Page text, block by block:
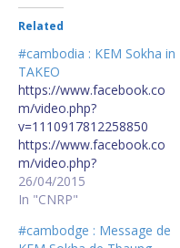
Related
#cambodia : KEM Sokha in
TAKEO
https://www.facebook.co
m/video.php?
v=1110917812258850
https://www.facebook.co
m/video.php?
v=1110991875584777
26/04/2015
In "CNRP"
#cambodge : Message de